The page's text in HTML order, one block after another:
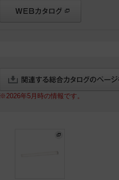
※2026年5月時の情報です。